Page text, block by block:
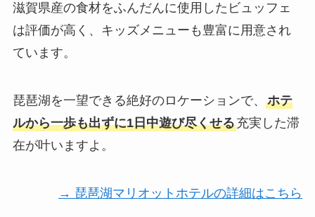
滋賀県産の食材をふんだんに使用したビュッフェ
は評価が高く、キッズメニューも豊富に用意され
ています。
琵琶湖を一望できる絶好のロケーションで、 ホテ
ルから一歩も出ずに1日中遊び尽くせる充実した滞
在が叶いますよ。
→ 琵琶湖マリオットホテルの詳細はこちら